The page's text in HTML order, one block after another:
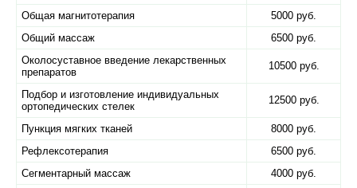
Общая магнитотерапия
5000 руб.
Общий массаж
6500 руб.
Околосуставное введение лекарственных
препаратов
10500 руб.
Подбор и изготовление индивидуальных
ортопедических стелек
12500 руб.
Пункция мягких тканей
8000 руб.
Рефлексотерапия
6500 руб.
Сегментарный массаж
4000 руб.